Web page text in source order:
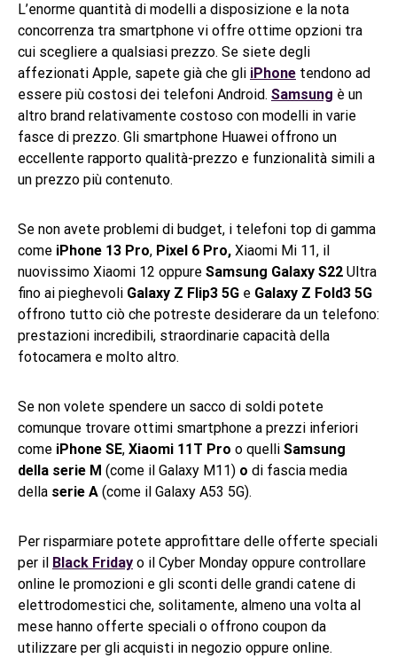
L’enorme quantità di modelli a disposizione e la nota
concorrenza tra smartphone vi offre ottime opzioni tra
cui scegliere a qualsiasi prezzo. Se siete degli
affezionati Apple, sapete già che gli iPhone tendono ad
essere più costosi dei telefoni Android. Samsung è un
altro brand relativamente costoso con modelli in varie
fasce di prezzo. Gli smartphone Huawei offrono un
eccellente rapporto qualità-prezzo e funzionalità simili a
un prezzo più contenuto.
Se non avete problemi di budget, i telefoni top di gamma
come iPhone 13 Pro, Pixel 6 Pro, Xiaomi Mi 11, il
nuovissimo Xiaomi 12 oppure Samsung Galaxy S22 Ultra
fino ai pieghevoli Galaxy Z Flip3 5G e Galaxy Z Fold3 5G
offrono tutto ciò che potreste desiderare da un telefono:
prestazioni incredibili, straordinarie capacità della
fotocamera e molto altro.
Se non volete spendere un sacco di soldi potete
comunque trovare ottimi smartphone a prezzi inferiori
come iPhone SE, Xiaomi 11T Pro o quelli Samsung
della serie M (come il Galaxy M11) o di fascia media
della serie A (come il Galaxy A53 5G).
Per risparmiare potete approfittare delle offerte speciali
per il Black Friday o il Cyber Monday oppure controllare
online le promozioni e gli sconti delle grandi catene di
elettrodomestici che, solitamente, almeno una volta al
mese hanno offerte speciali o offrono coupon da
utilizzare per gli acquisti in negozio oppure online.